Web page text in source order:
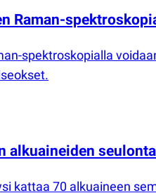
Raman-
spektroskopialla
kattaa 70 alkuaineen